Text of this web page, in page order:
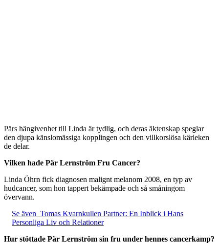
Pärs hängivenhet till Linda är tydlig, och deras äktenskap speglar
den djupa känslomässiga kopplingen och den villkorslösa kärleken
de delar.
Vilken hade Pär Lernström Fru Cancer?
Linda Öhrn fick diagnosen malignt melanom 2008, en typ av
hudcancer, som hon tappert bekämpade och så småningom
övervann.
Se även Tomas Kvarnkullen Partner: En Inblick i Hans
Personliga Liv och Relationer
Hur stöttade Pär Lernström sin fru under hennes cancerkamp?